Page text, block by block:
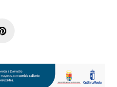
Pinterest